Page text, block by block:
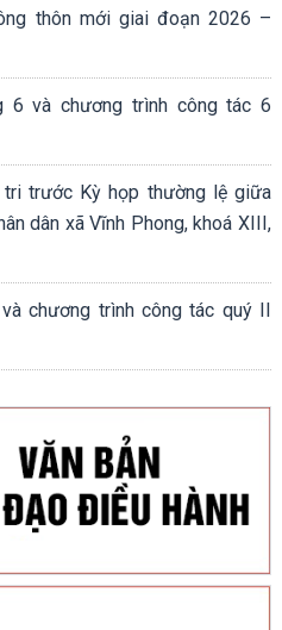
thôn mới giai đoạn 2026 –
6 và chương trình công tác 6
trước Kỳ họp thường lệ giữa
dân xã Vĩnh Phong, khoá XIII,
chương trình công tác quý II